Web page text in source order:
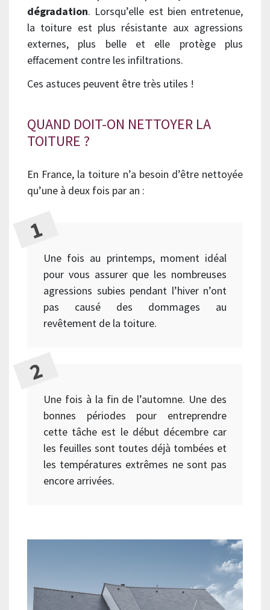
dégradation. Lorsqu’elle est bien entretenue,
la toiture est plus résistante aux agressions
externes, plus belle et elle protège plus
effacement contre les infiltrations.
Ces astuces peuvent être très utiles !
QUAND DOIT-ON NETTOYER LA
TOITURE ?
En France, la toiture n’a besoin d’être nettoyée
qu’une à deux fois par an :
Une fois au printemps, moment idéal
pour vous assurer que les nombreuses
agressions subies pendant l’hiver n’ont
pas causé des dommages au
revêtement de la toiture.
Une fois à la fin de l’automne. Une des
bonnes périodes pour entreprendre
cette tâche est le début décembre car
les feuilles sont toutes déjà tombées et
les températures extrêmes ne sont pas
encore arrivées.